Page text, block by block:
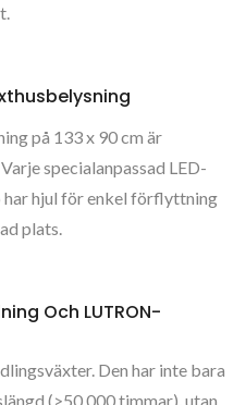
på 133 x 90 cm är
specialanpassad LED-
har hjul för enkel förflyttning
plats.
Och LUTRON-
Den har inte bara
(>50 000 timmar), utan